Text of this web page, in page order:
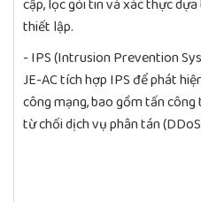
cập, lọc gói tin và xác thực
thiết lập.
- IPS (Intrusion Prevention
JE-AC tích hợp IPS để phát
công mạng, bao gồm tấn
từ chối dịch vụ phân tán